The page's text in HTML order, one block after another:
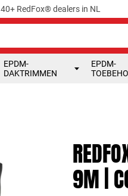
40+ RedFox® dealers in NL
EPDM-
DAKTRIMMEN
EPDM-
9M |